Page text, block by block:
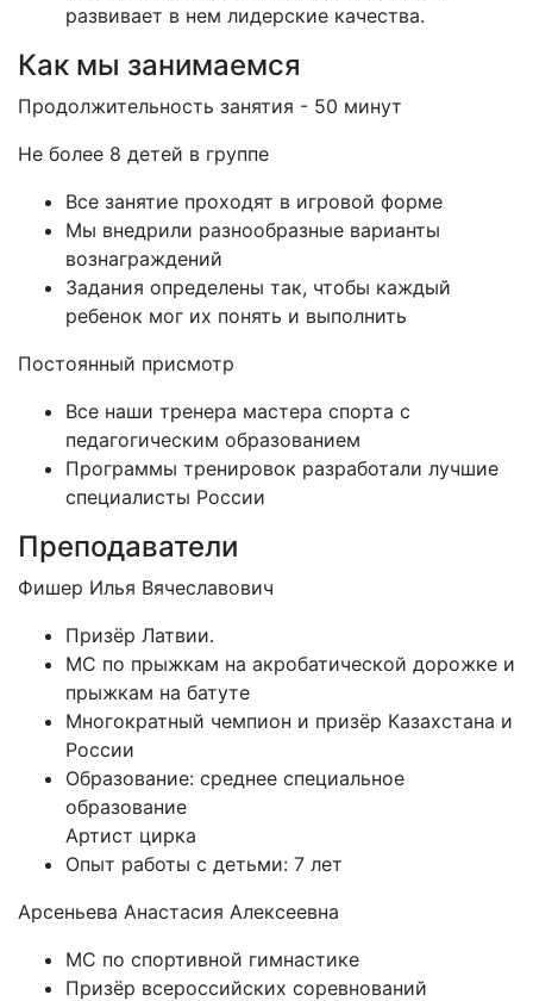
развивает в нем лидерские качества.
Как мы занимаемся
Продолжительность занятия - 50 минут
Не более 8 детей в группе
Все занятие проходят в игровой форме
Мы внедрили разнообразные варианты
вознаграждений
Задания определены так, чтобы каждый
ребенок мог их понять и выполнить
Постоянный присмотр
Все наши тренера мастера спорта с
педагогическим образованием
Программы тренировок разработали лучшие
специалисты России
Преподаватели
Фишер Илья Вячеславович
Призёр Латвии.
МС по прыжкам на акробатической дорожке и
прыжкам на батуте
Многократный чемпион и призёр Казахстана и
России
Образование: среднее специальное
образование
Артист цирка
Опыт работы с детьми: 7 лет
Арсеньева Анастасия Алексеевна
МС по спортивной гимнастике
Призёр всероссийских соревнований